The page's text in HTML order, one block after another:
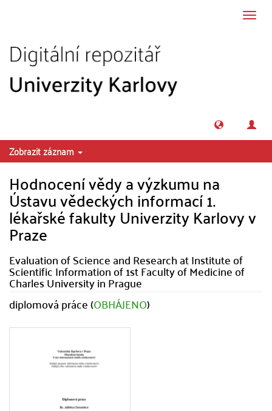
Zobrazit záznam
Hodnocení vědy a výzkumu na
Ústavu vědeckých informací 1.
lékařské fakulty Univerzity Karlovy v
Praze
Evaluation of Science and Research at Institute of
Scientific Information of 1st Faculty of Medicine of
Charles University in Prague
diplomová práce (OBHÁJENO)